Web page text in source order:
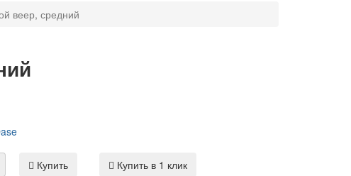
веер, средний
Купить
Купить в 1 клик